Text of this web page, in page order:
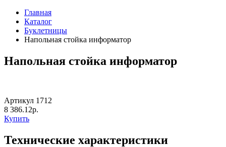
Главная
Каталог
Буклетницы
Напольная стойка информатор
Напольная стойка информатор
Артикул 1712
8 386.12р.
Купить
Технические характеристики